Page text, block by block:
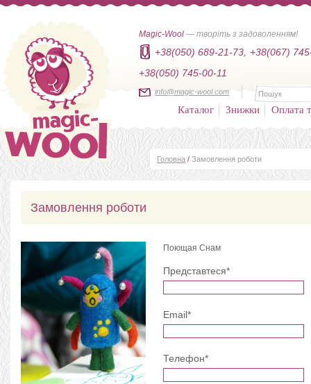
Magic-Wool — творіть з задоволенням!
+38(050) 689-21-73,
+38(067)
+38(050) 745-00-11
info@magic-wool.com
Каталог Знижки Оплата
Головна / Замовлення роботи
Замовлення роботи
Поющая Снам
Представтеся*
Email*
Телефон*